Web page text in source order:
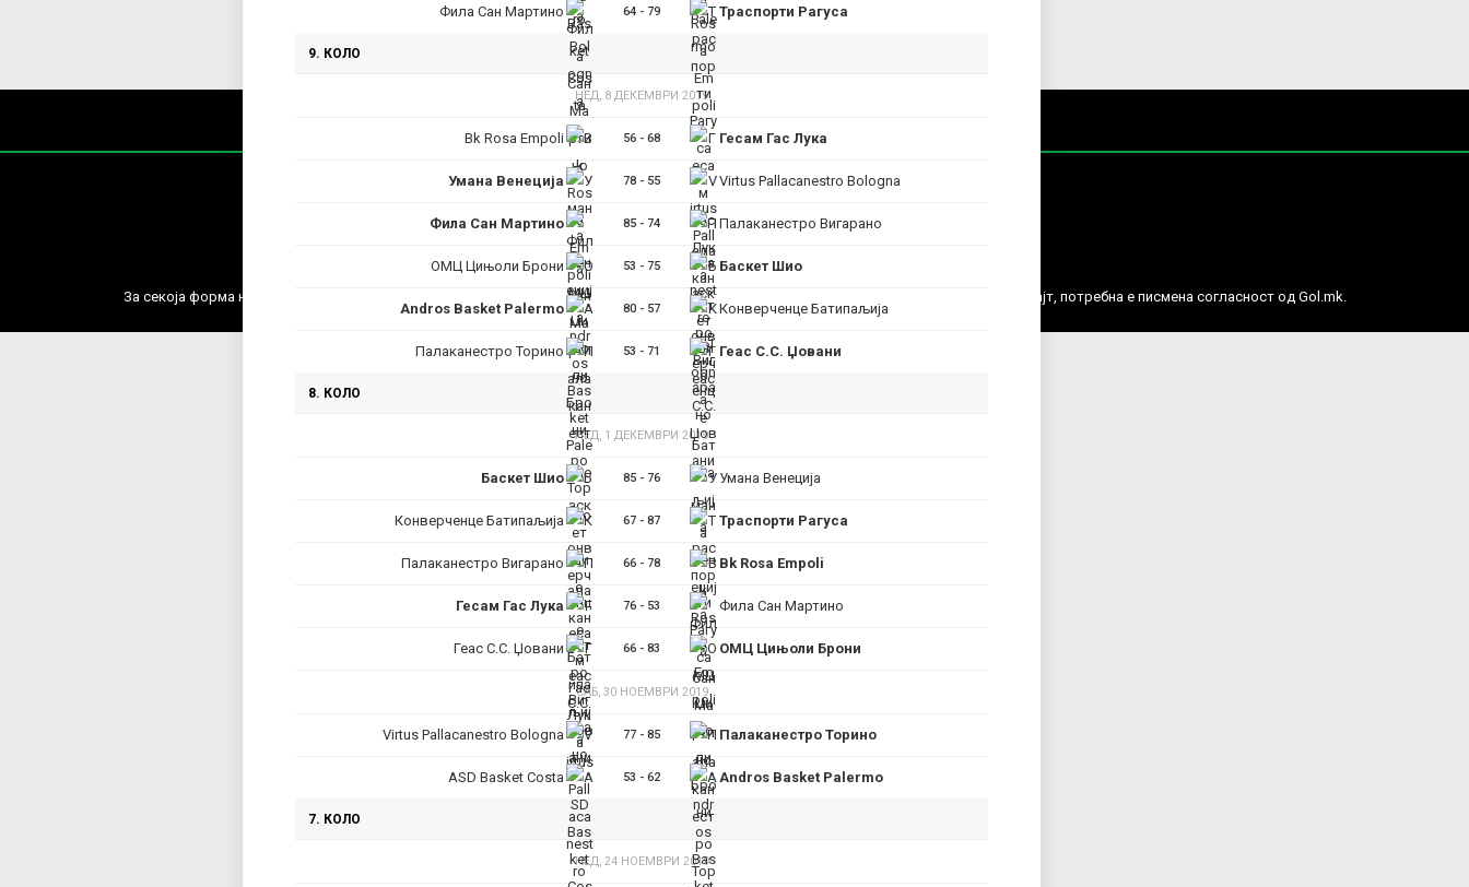
Фила Сан Мартино 64 - 79 Траспорти Рагуса
9. КОЛО
НЕД, 8 ДЕКЕМВРИ 2019
Bk Rosa Empoli 56 - 68 Гесам Гас Лука
Умана Венеција 78 - 55 Virtus Pallacanestro Bologna
Фила Сан Мартино 85 - 74 Палаканестро Вигарано
ОМЦ Цињоли Брони 53 - 75 Баскет Шио
Andros Basket Palermo 80 - 57 Конверченце Батипаљија
Палаканестро Торино 53 - 71 Геас С.С. Џовани
8. КОЛО
НЕД, 1 ДЕКЕМВРИ 2019
Баскет Шио 85 - 76 Умана Венеција
Конверченце Батипаљија 67 - 87 Траспорти Рагуса
Палаканестро Вигарано 66 - 78 Bk Rosa Empoli
Гесам Гас Лука 76 - 53 Фила Сан Мартино
Геас С.С. Џовани 66 - 83 ОМЦ Цињоли Брони
САБ, 30 НОЕМВРИ 2019
Virtus Pallacanestro Bologna 77 - 85 Палаканестро Торино
ASD Basket Costa 53 - 62 Andros Basket Palermo
7. КОЛО
НЕД, 24 НОЕМВРИ 2019
ИМПРЕСУМ МАРКЕТИНГ
© 2016-2026 Gol.mk
Сите права задржани
Содржините на Gol.mk се заштитени со Законот за авторското право и сродните права.
За секоја форма на распространување, репродукција или комерцијална употреба на текстови, фотографии или податоци од овој веб сајт, потребна е писмена согласност од Gol.mk.